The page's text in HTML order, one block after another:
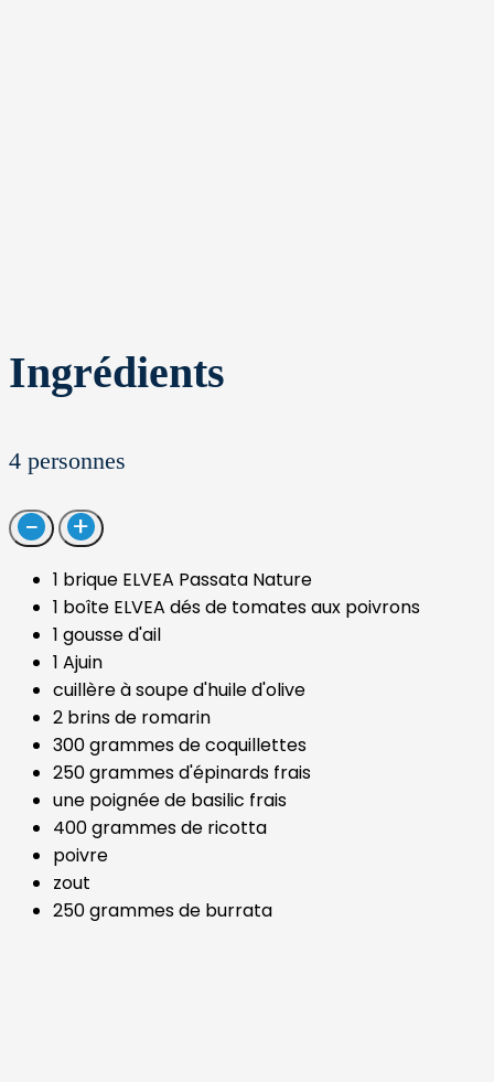
Ingrédients
4 personnes
1 brique ELVEA Passata Nature
1 boîte ELVEA dés de tomates aux poivrons
1 gousse d'ail
1 Ajuin
cuillère à soupe d'huile d'olive
2 brins de romarin
300 grammes de coquillettes
250 grammes d'épinards frais
une poignée de basilic frais
400 grammes de ricotta
poivre
zout
250 grammes de burrata